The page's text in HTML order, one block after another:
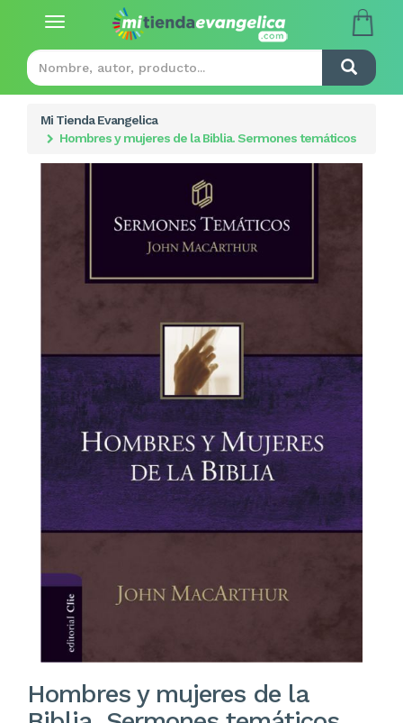
Toggle
Mi Tienda Evangelica
Hombres y mujeres de la Biblia. Sermones temáticos
Hombres y mujeres de la